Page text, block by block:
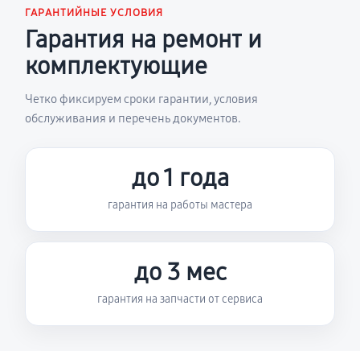
ГАРАНТИЙНЫЕ УСЛОВИЯ
Гарантия на ремонт и
комплектующие
Четко фиксируем сроки гарантии, условия
обслуживания и перечень документов.
до 1 года
гарантия на работы мастера
до 3 мес
гарантия на запчасти от сервиса